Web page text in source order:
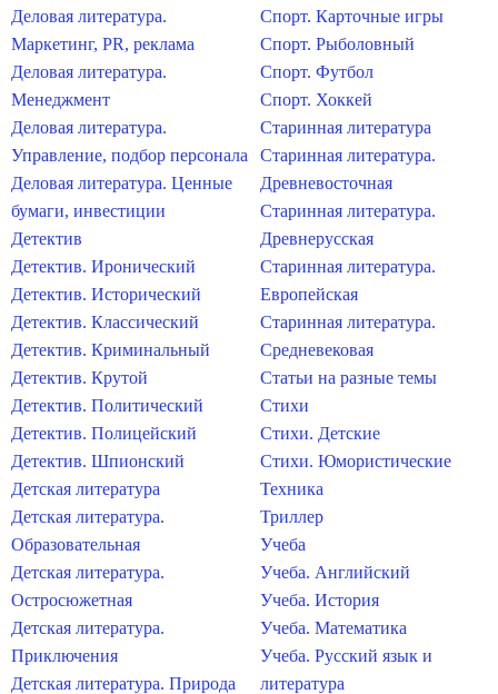
Деловая литература.
Маркетинг, PR, реклама
Деловая литература.
Менеджмент
Деловая литература.
Управление, подбор персонала
Деловая литература. Ценные
бумаги, инвестиции
Детектив
Детектив. Иронический
Детектив. Исторический
Детектив. Классический
Детектив. Криминальный
Детектив. Крутой
Детектив. Политический
Детектив. Полицейский
Детектив. Шпионский
Детская литература
Детская литература.
Образовательная
Детская литература.
Остросюжетная
Детская литература.
Приключения
Детская литература. Природа
Спорт. Карточные игры
Спорт. Рыболовный
Спорт. Футбол
Спорт. Хоккей
Старинная литература
Старинная литература.
Древневосточная
Старинная литература.
Древнерусская
Старинная литература.
Европейская
Старинная литература.
Средневековая
Статьи на разные темы
Стихи
Стихи. Детские
Стихи. Юмористические
Техника
Триллер
Учеба
Учеба. Английский
Учеба. История
Учеба. Математика
Учеба. Русский язык и
литература